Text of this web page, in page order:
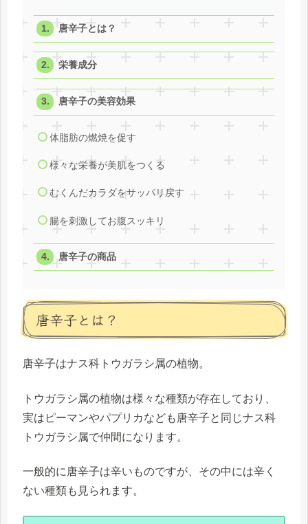
唐辛子とは？
栄養成分
唐辛子の美容効果
体脂肪の燃焼を促す
様々な栄養が美肌をつくる
むくんだカラダをサッパリ戻す
腸を刺激してお腹スッキリ
唐辛子の商品
唐辛子とは？
唐辛子はナス科トウガラシ属の植物。
トウガラシ属の植物は様々な種類が存在しており、
実はピーマンやパプリカなども唐辛子と同じナス科
トウガラシ属で仲間になります。
一般的に唐辛子は辛いものですが、その中には辛く
ない種類も見られます。